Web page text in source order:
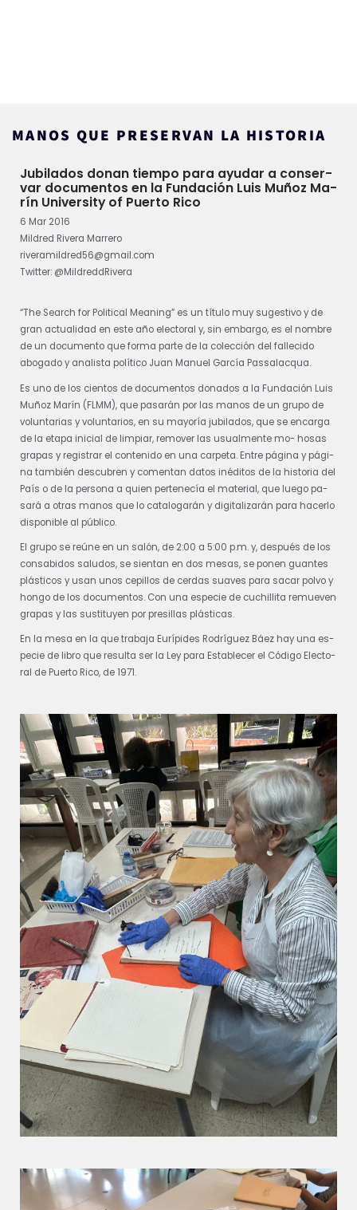
MA­NOS QUE PRE­SER­VAN LA HIS­TO­RIA
Ju­bi­la­dos do­nan tiem­po pa­ra ayu­dar a con­ser­
var do­cu­men­tos en la Fun­da­ción Luis Muñoz Ma­
rín University of Puerto Rico
6 Mar 2016
Mil­dred Ri­ve­ra Ma­rre­ro
ri­ve­ra­mil­dred56@gmail.com
Twit­ter: @Mil­dred­dRi­ve­ra
“The Search for Po­li­ti­cal Mea­ning” es un tí­tu­lo muy su­ges­ti­vo y de
gran ac­tua­li­dad en es­te año elec­to­ral y, sin em­bar­go, es el nom­bre
de un do­cu­men­to que for­ma par­te de la co­lec­ción del fa­lle­ci­do
abo­ga­do y ana­lis­ta po­lí­ti­co Juan Ma­nuel Gar­cía Pas­sa­lac­qua.
Es uno de los cien­tos de do­cu­men­tos do­na­dos a la Fun­da­ción Luis
Muñoz Ma­rín (FLMM), que pa­sa­rán por las ma­nos de un gru­po de
vo­lun­ta­rias y vo­lun­ta­rios, en su ma­yo­ría ju­bi­la­dos, que se en­car­ga
de la eta­pa ini­cial de lim­piar, re­mo­ver las usual­men­te mo- ho­sas
gra­pas y re­gis­trar el con­te­ni­do en una car­pe­ta. En­tre pá­gi­na y pá­gi­
na tam­bién des­cu­bren y co­men­tan da­tos iné­di­tos de la his­to­ria del
País o de la per­so­na a quien per­te­ne­cía el ma­te­rial, que lue­go pa­
sa­rá a otras ma­nos que lo ca­ta­lo­ga­rán y di­gi­ta­li­za­rán pa­ra ha­cer­lo
dis­po­ni­ble al pú­bli­co.
El gru­po se reúne en un sa­lón, de 2:00 a 5:00 p.m. y, des­pués de los
con­sa­bi­dos sa­lu­dos, se sien­tan en dos me­sas, se po­nen guan­tes
plás­ti­cos y usan unos ce­pi­llos de cer­das sua­ves pa­ra sa­car pol­vo y
hon­go de los do­cu­men­tos. Con una es­pe­cie de cu­chi­lli­ta re­mue­ven
gra­pas y las sus­ti­tu­yen por pre­si­llas plás­ti­cas.
En la me­sa en la que tra­ba­ja Eu­rí­pi­des Rodríguez Báez hay una es-
pe­cie de li­bro que re­sul­ta ser la Ley pa­ra Es­ta­ble­cer el Có­di­go Elec­to­
ral de Puer­to Ri­co, de 1971.